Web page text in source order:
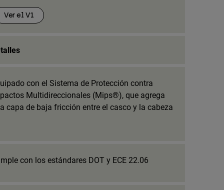
Ver el V1
con el Sistema de Protección contra
Multidireccionales (Mips®), que agrega
capa de baja fricción entre el casco y la cabeza
con los estándares DOT y ECE 22.06